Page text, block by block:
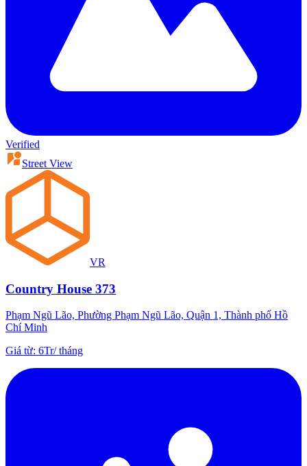
Verified
Street View
VR
Country House 373
Phạm Ngũ Lão, Phường Phạm Ngũ Lão, Quận 1, Thành phố Hồ
Chí Minh
Giá từ: 6Tr/tháng